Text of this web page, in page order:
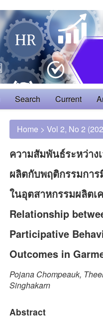
Search Current
Home > Vol 2, No 2
ความสัมพันธ์ระหว่า
ผลิตกับพฤติกรรมกา
ในอุตสาหกรรมผลิตเ
Relationship
Participative
Outcomes in
Pojana Chompeauk,
Singhakarn
Abstract